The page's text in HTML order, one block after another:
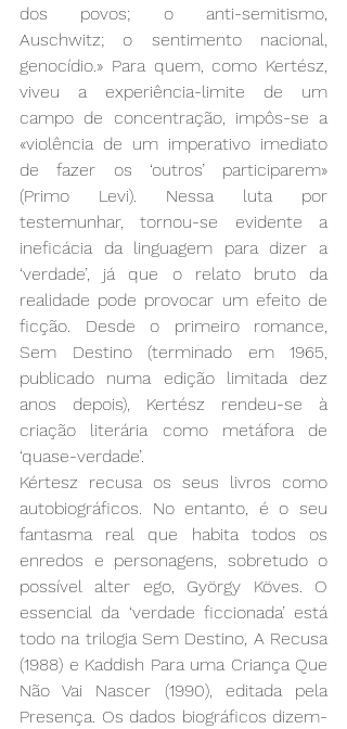
dos povos; o anti-semitismo,
Auschwitz; o sentimento nacional,
genocídio.» Para quem, como Kertész,
viveu a experiência-limite de um
campo de concentração, impôs-se a
«violência de um imperativo imediato
de fazer os ‘outros’ participarem»
(Primo Levi). Nessa luta por
testemunhar, tornou-se evidente a
ineficácia da linguagem para dizer a
‘verdade’, já que o relato bruto da
realidade pode provocar um efeito de
ficção. Desde o primeiro romance,
Sem Destino (terminado em 1965,
publicado numa edição limitada dez
anos depois), Kertész rendeu-se à
criação literária como metáfora de
‘quase-verdade’.
Kértesz recusa os seus livros como
autobiográficos. No entanto, é o seu
fantasma real que habita todos os
enredos e personagens, sobretudo o
possível alter ego, György Köves. O
essencial da ‘verdade ficcionada’ está
todo na trilogia Sem Destino, A Recusa
(1988) e Kaddish Para uma Criança Que
Não Vai Nascer (1990), editada pela
Presença. Os dados biográficos dizem-